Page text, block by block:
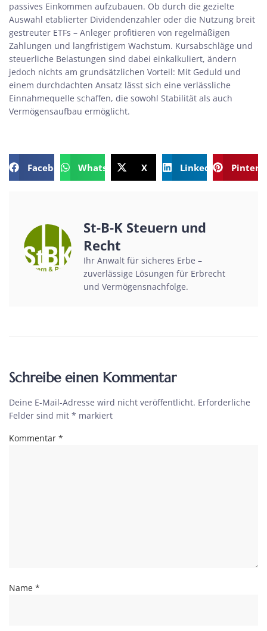
passives Einkommen aufzubauen. Ob durch die gezielte
Auswahl etablierter Dividendenzahler oder die Nutzung breit
gestreuter ETFs – Anleger profitieren von regelmäßigen
Zahlungen und langfristigem Wachstum. Kursabschläge und
steuerliche Belastungen sind dabei einkalkuliert, ändern
jedoch nichts am grundsätzlichen Vorteil: Mit Geduld und
einem durchdachten Ansatz lässt sich eine verlässliche
Einnahmequelle schaffen, die sowohl Stabilität als auch
Vermögensaufbau ermöglicht.
Facebook WhatsApp X LinkedIn
St-B-K Steuern und
Recht
Ihr Anwalt für sicheres Erbe –
zuverlässige Lösungen für Erbrecht
und Vermögensnachfolge.
Schreibe einen Kommentar
Deine E-Mail-Adresse wird nicht veröffentlicht. Erforderliche
Felder sind mit * markiert
Kommentar *
Name *